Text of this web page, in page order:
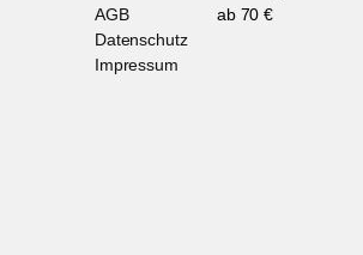
AGB
Datenschutz
Impressum
ab 70 €